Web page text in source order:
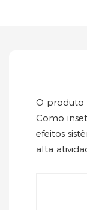
O produto
Como
efeitos
alta